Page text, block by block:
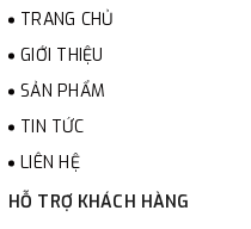
TRANG CHỦ
GIỚI THIỆU
SẢN PHẨM
TIN TỨC
LIÊN HỆ
HỖ TRỢ KHÁCH HÀNG